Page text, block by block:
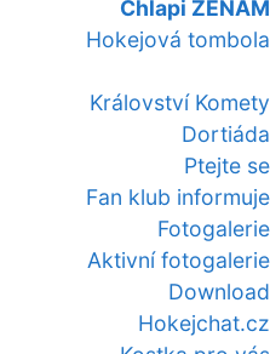
Chlapi ŽENÁM
Hokejová tombola
Království Komety
Dortiáda
Ptejte se
Fan klub informuje
Fotogalerie
Aktivní fotogalerie
Download
Hokejchat.cz